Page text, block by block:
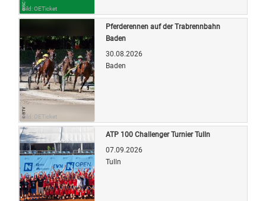
Bild: OETicket
Bild: OETicket
Pferderennen auf der Trabrennbahn
Baden
30.08.2026
Baden
ATP 100 Challenger Turnier Tulln
07.09.2026
Tulln